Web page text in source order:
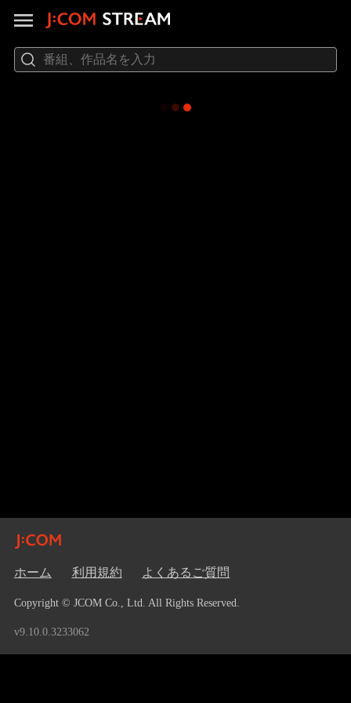
ホーム 利用規約 よくあるご質問
Copyright © JCOM Co., Ltd. All Rights Reserved.
v9.10.0.3233062